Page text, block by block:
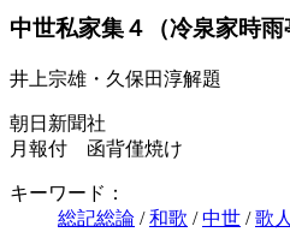
中世私家集４（冷泉家時雨
井上宗雄・久保田淳解題
朝日新聞社
月報付 函背僅焼け
キーワード：
総記総論 /和歌 /中世 /歌